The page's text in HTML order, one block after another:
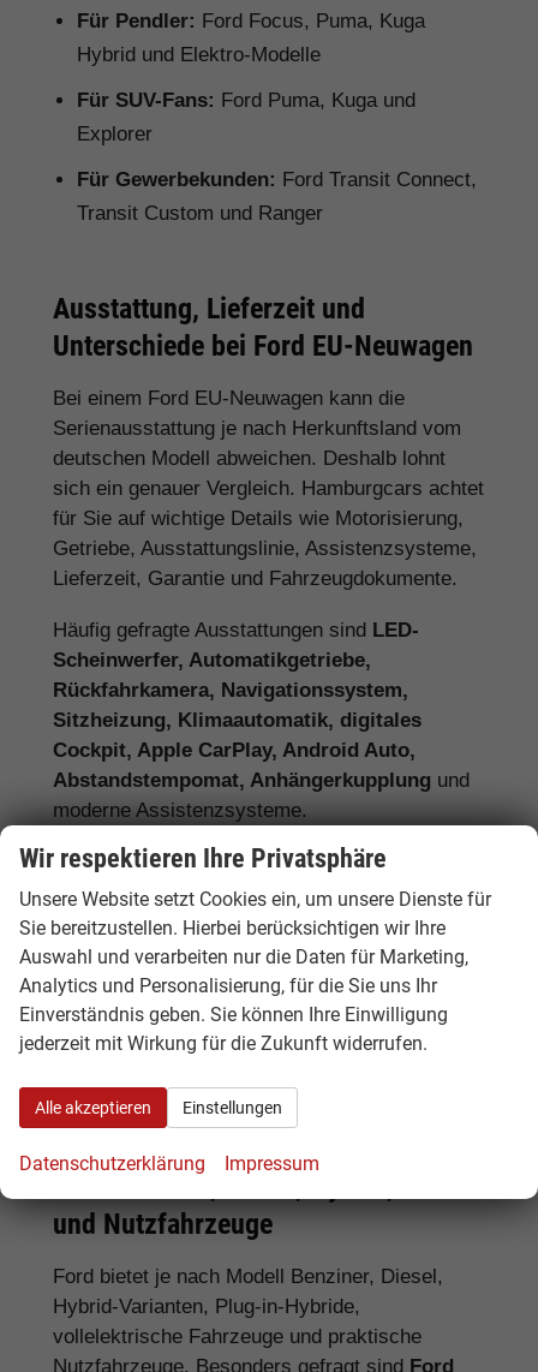
Für Pendler: Ford Focus, Puma, Kuga
Hybrid und Elektro-Modelle
Für SUV-Fans: Ford Puma, Kuga und
Explorer
Für Gewerbekunden: Ford Transit Connect,
Transit Custom und Ranger
Ausstattung, Lieferzeit und
Unterschiede bei Ford EU-Neuwagen
Bei einem Ford EU-Neuwagen kann die
Serienausstattung je nach Herkunftsland vom
deutschen Modell abweichen. Deshalb lohnt
sich ein genauer Vergleich. Hamburgcars achtet
für Sie auf wichtige Details wie Motorisierung,
Getriebe, Ausstattungslinie, Assistenzsysteme,
Lieferzeit, Garantie und Fahrzeugdokumente.
Häufig gefragte Ausstattungen sind LED-
Scheinwerfer, Automatikgetriebe,
Rückfahrkamera, Navigationssystem,
Sitzheizung, Klimaautomatik, digitales
Cockpit, Apple CarPlay, Android Auto,
Abstandstempomat, Anhängerkupplung und
moderne Assistenzsysteme.
Tipp:Vergleichen Sie bei Ford EU-
Neuwagen nicht nur den Kaufpreis,
sondern auch Ausstattung, Lieferzeit,
Garantieumfang und mögliche
Zusatzkosten. So erkennen Sie den
und Nutzfahrzeuge
Ford bietet je nach Modell Benziner, Diesel,
Hybrid-Varianten, Plug-in-Hybride,
vollelektrische Fahrzeuge und praktische
Nutzfahrzeuge. Besonders gefragt sind Ford
Wir respektieren Ihre Privatsphäre
Unsere Website setzt Cookies ein, um unsere Dienste für
Sie bereitzustellen. Hierbei berücksichtigen wir Ihre
Auswahl und verarbeiten nur die Daten für Marketing,
Analytics und Personalisierung, für die Sie uns Ihr
Einverständnis geben. Sie können Ihre Einwilligung
jederzeit mit Wirkung für die Zukunft widerrufen.
Alle akzeptieren Einstellungen
Datenschutzerklärung Impressum